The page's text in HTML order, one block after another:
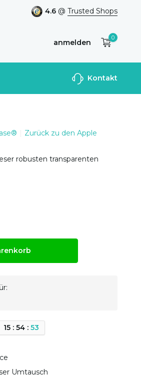
4.6 @ Trusted Shops
anmelden
Benutzerkonto
0
Kontakt
Zurück zu den Apple
robusten transparenten
15: 54: 52
Umtausch